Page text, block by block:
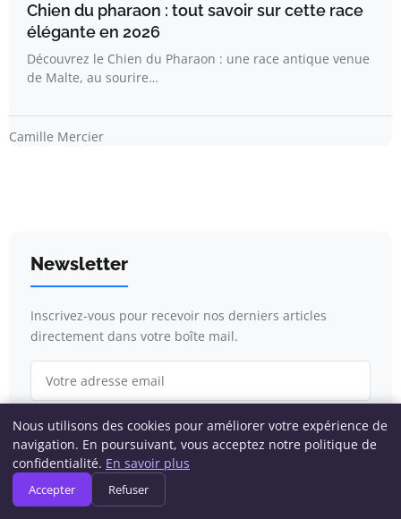
Chien du pharaon : tout savoir sur cette race
élégante en 2026
Découvrez le Chien du Pharaon : une race antique venue
de Malte, au sourire…
Camille Mercier
Newsletter
Inscrivez-vous pour recevoir nos derniers articles
directement dans votre boîte mail.
S'inscrire
Catégories
Nous utilisons des cookies pour améliorer votre expérience de
navigation. En poursuivant, vous acceptez notre politique de
confidentialité. En savoir plus
Accepter Refuser